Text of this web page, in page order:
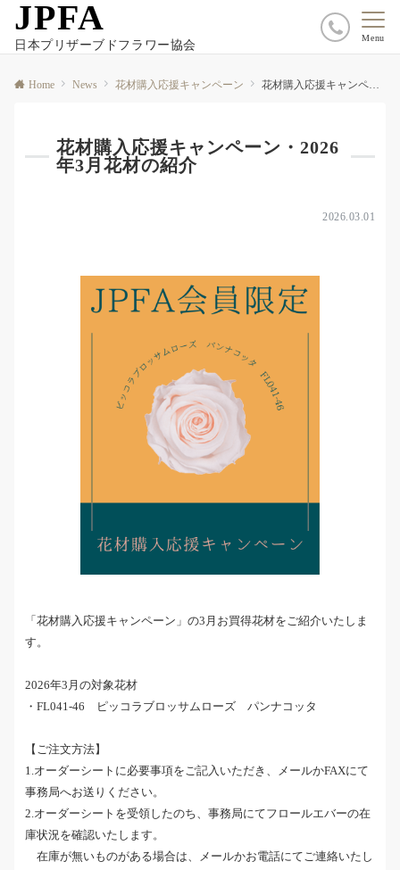
JPFA
日本プリザーブドフラワー協会
Menu
Home News 花材購入応援キャンペーン 花材購入応援キャンペーン・2026年3月花材の紹介
花材購入応援キャンペーン・2026
年3月花材の紹介
2026.03.01
「花材購入応援キャンペーン」の3月お買得花材をご紹介いたしま
す。
2026年3月の対象花材
・FL041-46 ピッコラブロッサムローズ パンナコッタ
【ご注文方法】
1.オーダーシートに必要事項をご記入いただき、メールかFAXにて
事務局へお送りください。
2.オーダーシートを受領したのち、事務局にてフロールエバーの在
庫状況を確認いたします。
在庫が無いものがある場合は、メールかお電話にてご連絡いたし